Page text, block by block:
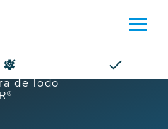
operacionalmente
de lodo